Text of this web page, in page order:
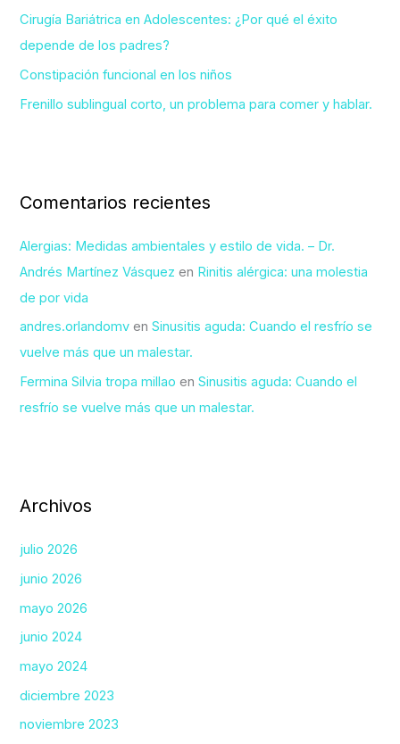
:Cirugía Bariátrica en Adolescentes: ¿Por qué el éxito
depende de los padres?
Constipación funcional en los niños
Frenillo sublingual corto, un problema para comer y hablar.
Comentarios recientes
Alergias: Medidas ambientales y estilo de vida. – Dr.
Andrés Martínez Vásquez en Rinitis alérgica: una molestia
de por vida
andres.orlandomv enSinusitis aguda: Cuando el resfrío se
vuelve más que un malestar.
Fermina Silvia tropa millao enSinusitis aguda: Cuando el
resfrío se vuelve más que un malestar.
Archivos
julio 2026
junio 2026
mayo 2026
junio 2024
mayo 2024
diciembre 2023
noviembre 2023